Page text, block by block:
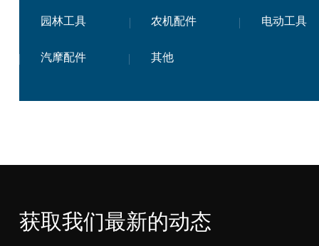
园林工具 农机配件 电动工具
汽摩配件 其他
获取我们最新的动态